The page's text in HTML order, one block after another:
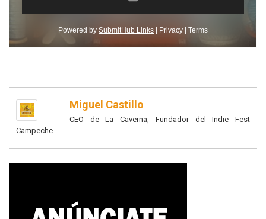
Miguel Castillo
CEO de La Caverna, Fundador del Indie Fest
Campeche